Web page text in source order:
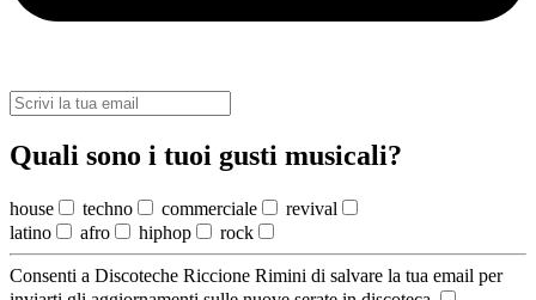
Quali sono i tuoi gusti musicali?
house techno commerciale
revival
latino
afro hiphop rock
Consenti a Discoteche Riccione Rimini di salvare la tua email per